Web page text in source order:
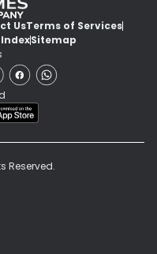
UsTerms of Services
IndexSitemap
Reserved.